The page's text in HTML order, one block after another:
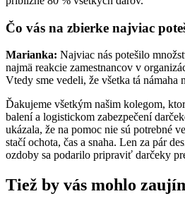
Čo vás na zbierke najviac
Marianka: Najviac nás potešilo
najmä reakcie zamestnancov v
Vtedy sme vedeli, že všetka tá námaha
Ďakujeme všetkým našim kolegom,
balení a logistickom zabezpečení
ukázala, že na pomoc nie sú potrebné
stačí ochota, čas a snaha. Len za pár
ozdoby sa podarilo pripraviť darčeky
Tiež by vás mohlo